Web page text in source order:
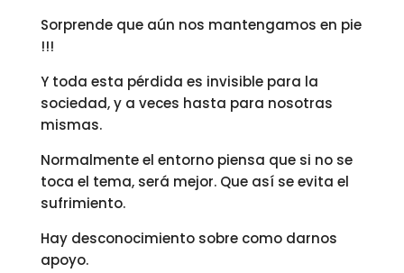
Sorprende que aún nos mantengamos en pie
!!!
Y toda esta pérdida es invisible para la
sociedad, y a veces hasta para nosotras
mismas.
Normalmente el entorno piensa que si no se
toca el tema, será mejor. Que así se evita el
sufrimiento.
Hay desconocimiento sobre como darnos
apoyo.